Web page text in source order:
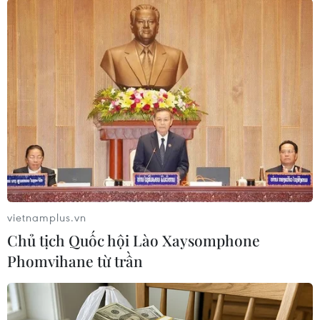
#Liên hoan phim Venice #Julianne Moore
#Sư tử vàng
Theo dõi VietnamPlus
TIN LIÊN QUAN
vietnamplus.vn
Chủ tịch Quốc hội Lào Xaysomphone
Phomvihane từ trần